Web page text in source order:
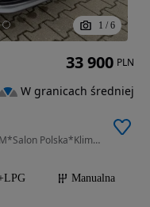
1 / 6
1368 cm3 • 95 KM • 1.4 Benzyna+LPG 95KM*Salon Polska*Klima*Parktronik*
Manualna
33 900 PLN
W granicach średniej